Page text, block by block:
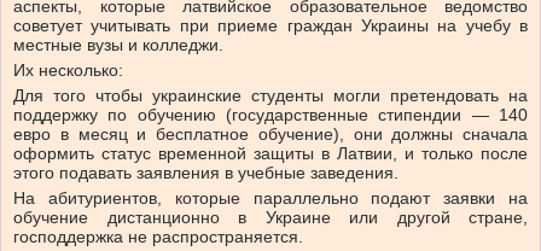
аспекты, которые латвийское образовательное ведомство
советует учитывать при приеме граждан Украины на учебу в
местные вузы и колледжи.
Их несколько:
Для того чтобы украинские студенты могли претендовать на
поддержку по обучению (государственные стипендии — 140
евро в месяц и бесплатное обучение), они должны сначала
оформить статус временной защиты в Латвии, и только после
этого подавать заявления в учебные заведения.
На абитуриентов, которые параллельно подают заявки на
обучение дистанционно в Украине или другой стране,
господдержка не распространяется.